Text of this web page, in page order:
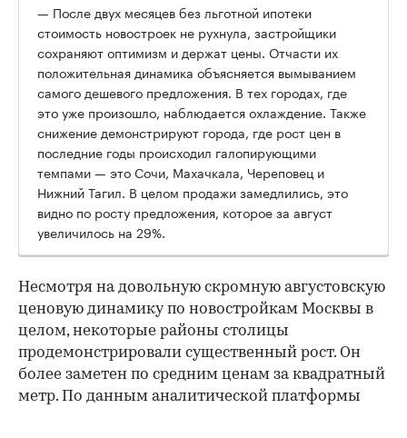
— После двух месяцев без льготной ипотеки
стоимость новостроек не рухнула, застройщики
сохраняют оптимизм и держат цены. Отчасти их
положительная динамика объясняется вымыванием
самого дешевого предложения. В тех городах, где
это уже произошло, наблюдается охлаждение. Также
снижение демонстрируют города, где рост цен в
последние годы происходил галопирующими
темпами — это Сочи, Махачкала, Череповец и
Нижний Тагил. В целом продажи замедлились, это
видно по росту предложения, которое за август
увеличилось на 29%.
Несмотря на довольную скромную августовскую
ценовую динамику по новостройкам Москвы в
целом, некоторые районы столицы
продемонстрировали существенный рост. Он
более заметен по средним ценам за квадратный
метр. По данным аналитической платформы